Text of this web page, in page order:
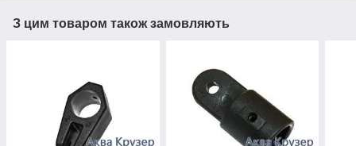
З цим товаром також замовляють